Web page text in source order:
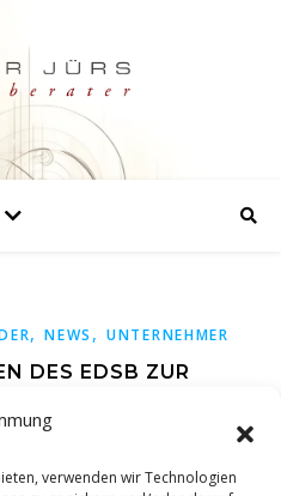
verwenden wir Technologien
,NEWS ,UNTERNEHMER
DES EDSB ZUR
KI